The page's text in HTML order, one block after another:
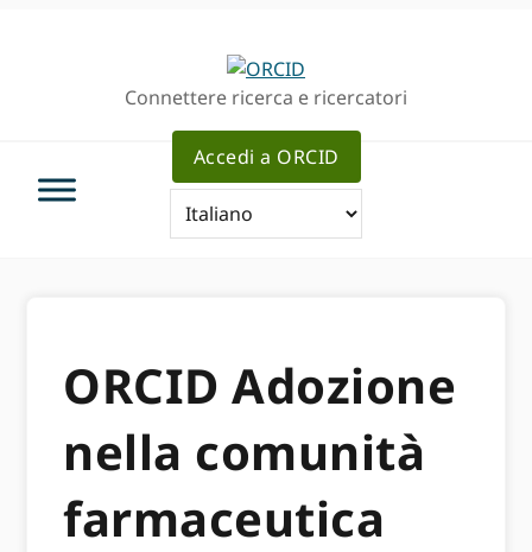
Connettere ricerca e ricercatori
Accedi a ORCID
ORCID Adozione
nella comunità
farmaceutica